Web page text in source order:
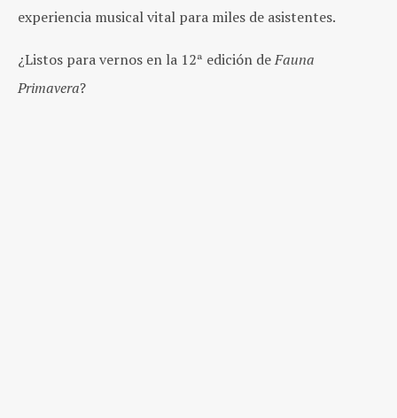
experiencia musical vital para miles de asistentes.
¿Listos para vernos en la 12ª edición deFauna
Primavera?